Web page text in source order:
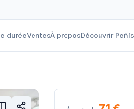
duréeVentesÀ proposDécouvrir